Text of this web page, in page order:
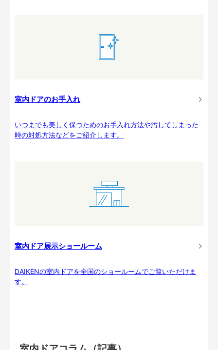
室内ドアのお手入れ
いつまでも美しく保つためのお手入れ方法や汚してしまった
時の対処方法などをご紹介します。
室内ドア展示ショールーム
DAIKENの室内ドアを全国のショールームでご覧いただけま
す。